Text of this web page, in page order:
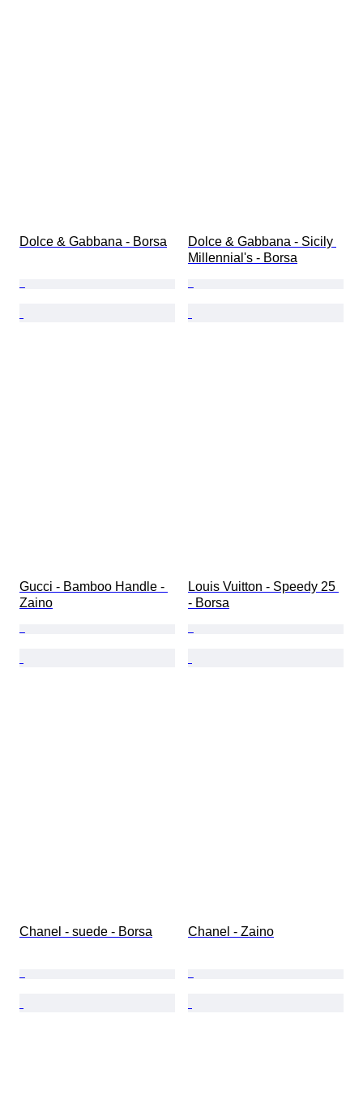
Dolce & Gabbana - Borsa
Dolce & Gabbana - Sicily
Millennial's - Borsa
Gucci - Bamboo Handle -
Zaino
Louis Vuitton - Speedy 25
- Borsa
Chanel - suede - Borsa Chanel - Zaino